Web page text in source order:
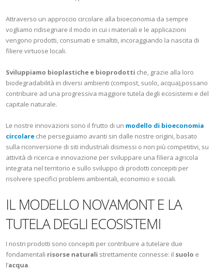
Attraverso un approccio circolare alla bioeconomia da sempre
vogliamo ridisegnare il modo in cui i materiali e le applicazioni
vengono prodotti, consumati e smaltiti, incoraggiando la nascita di
filiere virtuose locali.
Sviluppiamo bioplastiche e bioprodotti che, grazie alla loro
biodegradabilità in diversi ambienti (compost, suolo, acqua),possano
contribuire ad una progressiva maggiore tutela degli ecosistemi e del
capitale naturale.
Le nostre innovazioni sono il frutto di un modello di bioeconomia
circolare che perseguiamo avanti sin dalle nostre origini, basato
sulla riconversione di siti industriali dismessi o non più competitivi, su
attività di ricerca e innovazione per sviluppare una filiera agricola
integrata nel territorio e sullo sviluppo di prodotti concepiti per
risolvere specifici problemi ambientali, economici e sociali.
IL MODELLO NOVAMONT E LA
TUTELA DEGLI ECOSISTEMI
I nostri prodotti sono concepiti per contribuire a tutelare due
fondamentali risorse naturali strettamente connesse: il suolo e
l’acqua.